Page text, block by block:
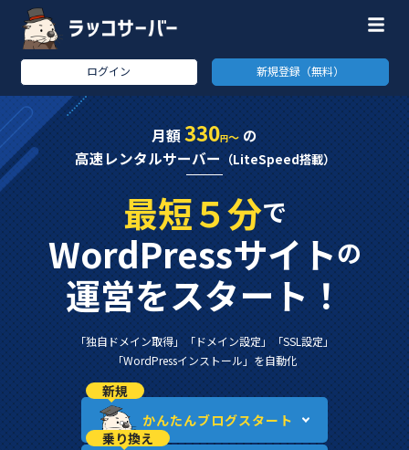
ログイン 新規登録（無料）
月額330円～の
高速レンタルサーバー（LiteSpeed搭載）
最短５分で
WordPressサイトの
運営をスタート！
「独自ドメイン取得」「ドメイン設定」「SSL設定」
「WordPressインストール」を自動化
新規
かんたんブログスタート
乗り換え